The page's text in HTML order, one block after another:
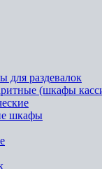
раздевалок
(шкафы
шкафы